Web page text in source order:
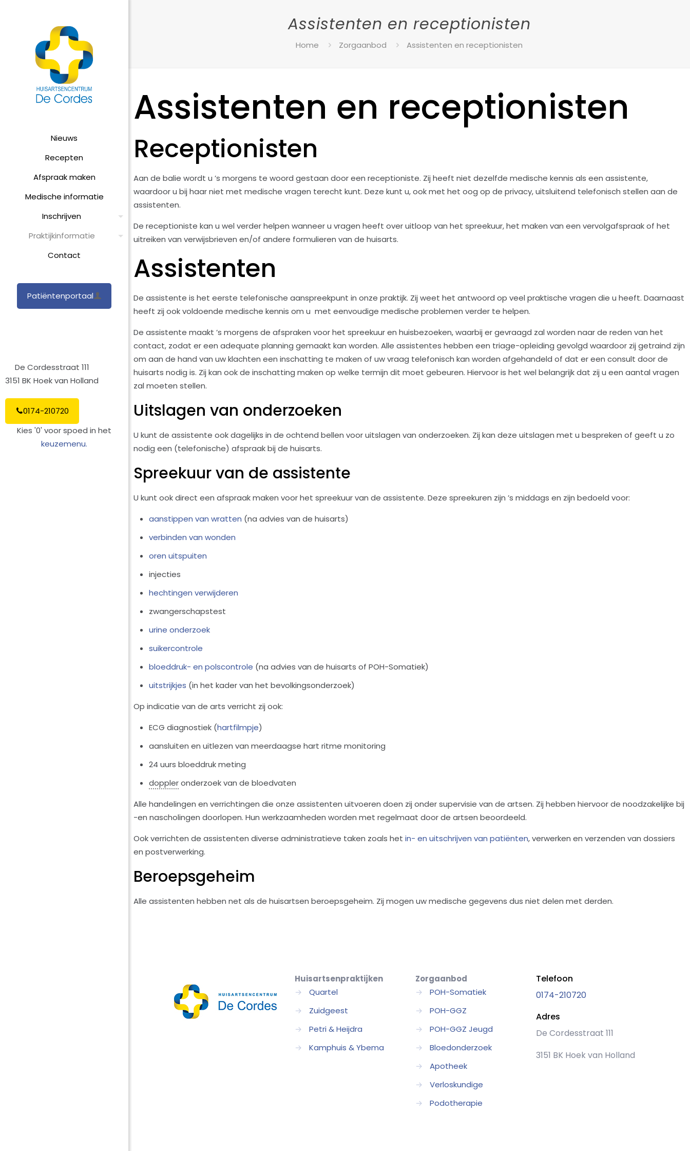
Nieuws
Recepten
Afspraak maken
Medische informatie
Inschrijven
Praktijkinformatie
Contact
Patiëntenportaal
De Cordesstraat 111
3151 BK Hoek van Holland
0174-210720
Kies '0' voor spoed in het
keuzemenu.
Assistenten en receptionisten
Home Zorgaanbod Assistenten en receptionisten
Assistenten en receptionisten
Receptionisten
Aan de balie wordt u ’s morgens te woord gestaan door een receptioniste. Zij heeft niet dezelfde medische kennis als een assistente,
waardoor u bij haar niet met medische vragen terecht kunt. Deze kunt u, ook met het oog op de privacy, uitsluitend telefonisch stellen aan de
assistenten.
De receptioniste kan u wel verder helpen wanneer u vragen heeft over uitloop van het spreekuur, het maken van een vervolgafspraak of het
uitreiken van verwijsbrieven en/of andere formulieren van de huisarts.
Assistenten
De assistente is het eerste telefonische aanspreekpunt in onze praktijk. Zij weet het antwoord op veel praktische vragen die u heeft. Daarnaast
heeft zij ook voldoende medische kennis om u met eenvoudige medische problemen verder te helpen.
De assistente maakt ’s morgens de afspraken voor het spreekuur en huisbezoeken, waarbij er gevraagd zal worden naar de reden van het
contact, zodat er een adequate planning gemaakt kan worden. Alle assistentes hebben een triage-opleiding gevolgd waardoor zij getraind zijn
om aan de hand van uw klachten een inschatting te maken of uw vraag telefonisch kan worden afgehandeld of dat er een consult door de
huisarts nodig is. Zij kan ook de inschatting maken op welke termijn dit moet gebeuren. Hiervoor is het wel belangrijk dat zij u een aantal vragen
zal moeten stellen.
Uitslagen van onderzoeken
U kunt de assistente ook dagelijks in de ochtend bellen voor uitslagen van onderzoeken. Zij kan deze uitslagen met u bespreken of geeft u zo
nodig een (telefonische) afspraak bij de huisarts.
Spreekuur van de assistente
U kunt ook direct een afspraak maken voor het spreekuur van de assistente. Deze spreekuren zijn ’s middags en zijn bedoeld voor:
aanstippen van wratten (na advies van de huisarts)
verbinden van wonden
oren uitspuiten
injecties
hechtingen verwijderen
zwangerschapstest
urine onderzoek
suikercontrole
bloeddruk- en polscontrole (na advies van de huisarts of POH-Somatiek)
uitstrijkjes (in het kader van het bevolkingsonderzoek)
Op indicatie van de arts verricht zij ook:
ECG diagnostiek (hartfilmpje)
aansluiten en uitlezen van meerdaagse hart ritme monitoring
24 uurs bloeddruk meting
doppleronderzoek van de bloedvaten
Alle handelingen en verrichtingen die onze assistenten uitvoeren doen zij onder supervisie van de artsen. Zij hebben hiervoor de noodzakelijke bij
-en nascholingen doorlopen. Hun werkzaamheden worden met regelmaat door de artsen beoordeeld.
Ook verrichten de assistenten diverse administratieve taken zoals het in- en uitschrijven van patiënten, verwerken en verzenden van dossiers
en postverwerking.
Beroepsgeheim
Alle assistenten hebben net als de huisartsen beroepsgeheim. Zij mogen uw medische gegevens dus niet delen met derden.
Huisartsenpraktijken
→
Quartel
→
Zuidgeest
→
Petri & Heijdra
→
Kamphuis & Ybema
Zorgaanbod
→
POH-Somatiek
→
POH-GGZ
→
POH-GGZ Jeugd
→
Bloedonderzoek
→
Apotheek
→
Verloskundige
→
Podotherapie
Telefoon
0174-210720
Adres
De Cordesstraat 111
3151 BK Hoek van Holland